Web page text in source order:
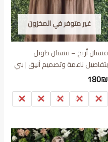
غير متوفر في المخزون
فستان أريج – فستان طويل
بتفاصيل ناعمة وتصميم أنيق | بني
180₪
38
40
42
44
46